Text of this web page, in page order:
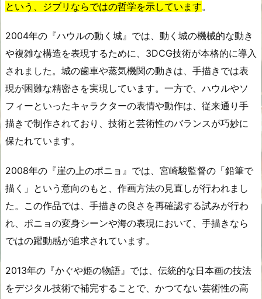
という、ジブリならではの哲学を示しています。
2004年の『ハウルの動く城』では、動く城の機械的な動き
や複雑な構造を表現するために、3DCG技術が本格的に導入
されました。城の歯車や蒸気機関の動きは、手描きでは表
現が困難な精密さを実現しています。一方で、ハウルやソ
フィーといったキャラクターの表情や動作は、従来通り手
描きで制作されており、技術と芸術性のバランスが巧妙に
保たれています。
2008年の『崖の上のポニョ』では、宮崎駿監督の「鉛筆で
描く」という意向のもと、作画方法の見直しが行われまし
た。この作品では、手描きの良さを再確認する試みが行わ
れ、ポニョの変身シーンや海の表現において、手描きなら
ではの躍動感が追求されています。
2013年の『かぐや姫の物語』では、伝統的な日本画の技法
をデジタル技術で補完することで、かつてない芸術性の高